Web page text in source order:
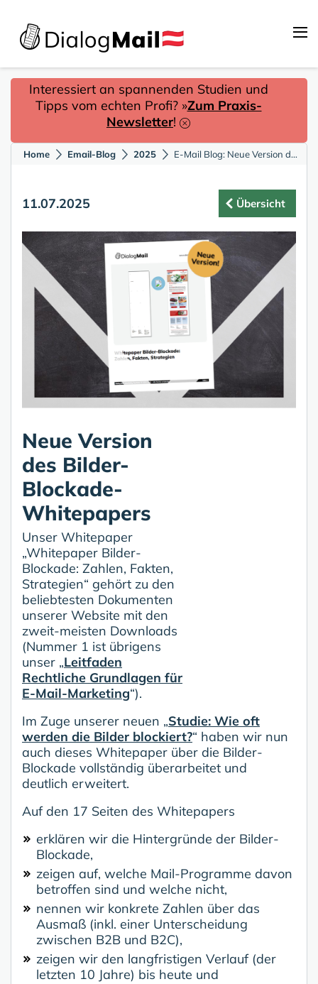
Interessiert an spannenden Studien und
Tipps vom echten Profi? »Zum Praxis-
Newsletter!
Home Email-Blog 2025 E-Mail Blog: Neue Version des Bilder-Blockade-Whitepapers
11.07.2025 Übersicht
Neue Version
des Bilder-
Blockade-
Whitepapers
Unser Whitepaper
„Whitepaper Bilder-
Blockade: Zahlen, Fakten,
Strategien“ gehört zu den
beliebtesten Dokumenten
unserer Website mit den
zweit-meisten Downloads
(Nummer 1 ist übrigens
unser „Leitfaden
Rechtliche Grundlagen für
E-Mail-Marketing“).
Im Zuge unserer neuen „Studie: Wie oft
werden die Bilder blockiert?“ haben wir nun
auch dieses Whitepaper über die Bilder-
Blockade vollständig überarbeitet und
deutlich erweitert.
Auf den 17 Seiten des Whitepapers
erklären wir die Hintergründe der Bilder-
Blockade,
zeigen auf, welche Mail-Programme davon
betroffen sind und welche nicht,
nennen wir konkrete Zahlen über das
Ausmaß (inkl. einer Unterscheidung
zwischen B2B und B2C),
zeigen wir den langfristigen Verlauf (der
letzten 10 Jahre) bis heute und